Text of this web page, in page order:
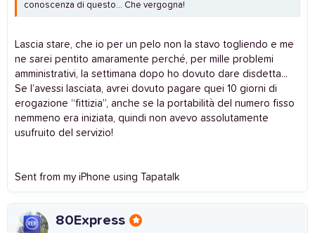
conoscenza di questo... Che vergogna!
Lascia stare, che io per un pelo non la stavo togliendo e me
ne sarei pentito amaramente perché, per mille problemi
amministrativi, la settimana dopo ho dovuto dare disdetta...
Se l’avessi lasciata, avrei dovuto pagare quei 10 giorni di
erogazione “fittizia”, anche se la portabilità del numero fisso
nemmeno era iniziata, quindi non avevo assolutamente
usufruito del servizio!
Sent from my iPhone using Tapatalk
80Express